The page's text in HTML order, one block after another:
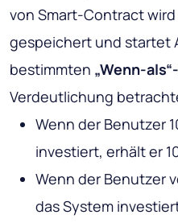
von Smart-Contract
gespeichert und startet
bestimmten „Wenn-
Verdeutlichung
Wenn der Benutzer
investiert, erhält er
Wenn der Benutzer
das System